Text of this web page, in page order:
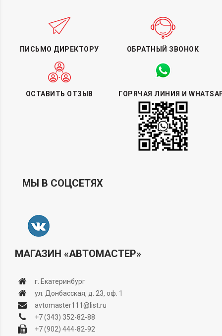
ПИСЬМО ДИРЕКТОРУ ОБРАТНЫЙ ЗВОНОК
ОСТАВИТЬ ОТЗЫВ ГОРЯЧАЯ ЛИНИЯ И
МЫ В СОЦСЕТЯХ
МАГАЗИН «АВТОМАСТЕР»
г. Екатеринбург
ул. Донбасская, д. 23, оф. 1
avtomaster111@list.ru
+7 (343) 352-82-88
+7 (902) 444-82-92